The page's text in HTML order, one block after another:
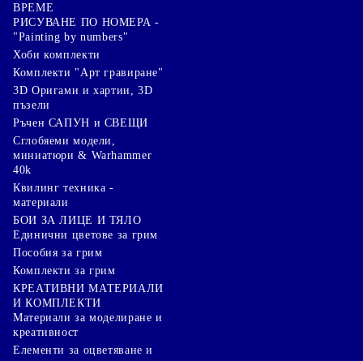
ВРЕМЕ
РИСУВАНЕ ПО НОМЕРА -
"Painting by numbers"
Хоби комплекти
Комплекти "Арт гравиране"
3D Оригами и хартии, 3D
пъзели
Ръчен САПУН и СВЕЩИ
Сглобяеми модели,
миниатюри & Warhammer
40k
Квилинг техника -
материали
БОИ ЗА ЛИЦЕ И ТЯЛО
Единични цветове за грим
Пособия за грим
Комплекти за грим
КРЕАТИВНИ МАТЕРИАЛИ
И КОМПЛЕКТИ
Mатериали за моделиране и
креативност
Елементи за оцветяване и